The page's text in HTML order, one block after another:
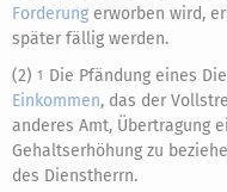
Forderung erworben wird,
später fällig werden.
(2) 1 Die Pfändung eines
Einkommen, das der
anderes Amt, Übertragung
Gehaltserhöhung zu
des Dienstherrn.